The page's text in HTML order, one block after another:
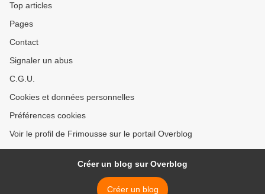
Top articles
Pages
Contact
Signaler un abus
C.G.U.
Cookies et données personnelles
Préférences cookies
Voir le profil de Frimousse sur le portail Overblog
Créer un blog sur Overblog
Créer un blog